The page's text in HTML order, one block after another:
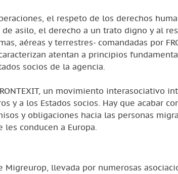
el respeto de los derechos
asilo, el derecho a un trato digno y al
aéreas y terrestres- comandadas por
atentan a principios
socios de la agencia.
un movimiento interasociativo
y a los Estados socios. Hay que acabar
y obligaciones hacia las personas
les conducen a Europa.
Migreurop, llevada por numerosas